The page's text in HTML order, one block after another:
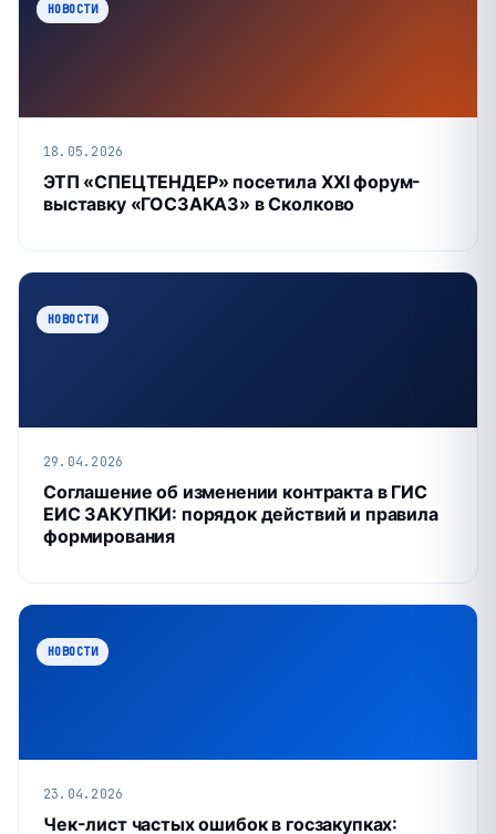
НОВОСТИ
18.05.2026
ЭТП «СПЕЦТЕНДЕР» посетила XXI форум-
выставку «ГОСЗАКАЗ» в Сколково
НОВОСТИ
29.04.2026
Соглашение об изменении контракта в ГИС
ЕИС ЗАКУПКИ: порядок действий и правила
формирования
НОВОСТИ
23.04.2026
Чек-лист частых ошибок в госзакупках: